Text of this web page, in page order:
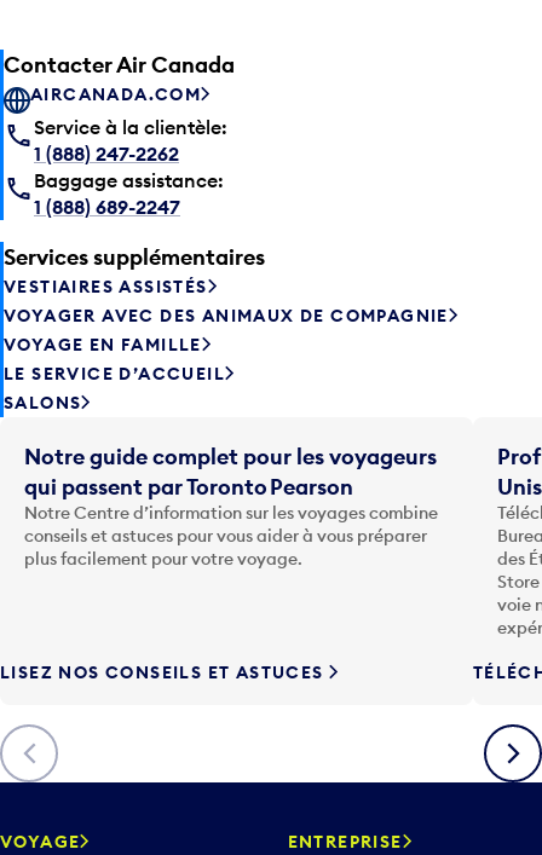
Contacter Air Canada
AIRCANADA.COM
Service à la clientèle:
1 (888) 247-2262
Baggage assistance:
1 (888) 689-2247
Services supplémentaires
VESTIAIRES ASSISTÉS
VOYAGER AVEC DES ANIMAUX DE COMPAGNIE
VOYAGE EN FAMILLE
LE SERVICE D’ACCUEIL
SALONS
Précédent
Notre guide complet pour les voyageurs
qui passent par Toronto Pearson
Notre Centre d’information sur les voyages combine
conseils et astuces pour vous aider à vous préparer
plus facilement pour votre voyage.
LISEZ NOS CONSEILS ET ASTUCES
des
voie
VOYAGE ENTREPRISE